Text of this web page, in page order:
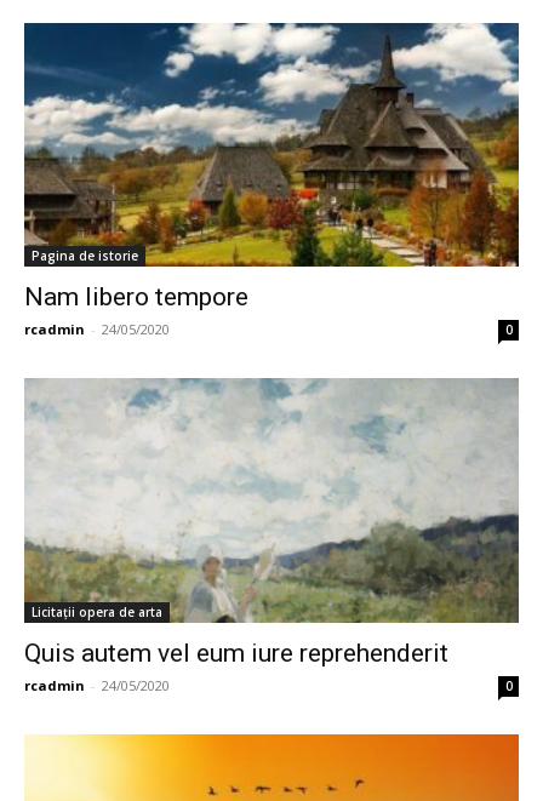
Pagina de istorie
Nam libero tempore
rcadmin - 24/05/2020 0
Licitații opera de arta
Quis autem vel eum iure reprehenderit
rcadmin - 24/05/2020 0